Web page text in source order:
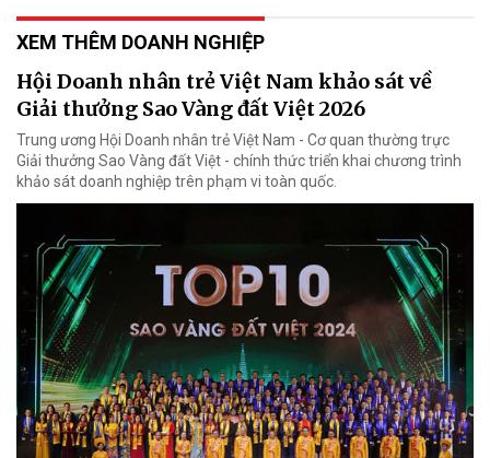
XEM THÊM DOANH NGHIỆP
Hội Doanh nhân trẻ Việt Nam khảo sát về
Giải thưởng Sao Vàng đất Việt 2026
Trung ương Hội Doanh nhân trẻ Việt Nam - Cơ quan thường trực
Giải thưởng Sao Vàng đất Việt - chính thức triển khai chương trình
khảo sát doanh nghiệp trên phạm vi toàn quốc.